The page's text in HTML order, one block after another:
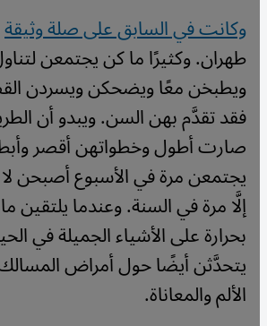
وكانت في السابق على صلة وثيقة
طهران. وكثيرًا ما كن يجتمعن
ويطبخن معًا ويضحكن ويسردن
فقد تقدَّم بهن السن. ويبدو أن
صارت أطول وخطواتهن أقصر
يجتمعن مرة في الأسبوع أصبحن
إلَّا مرة في السنة. وعندما
بحرارة على الأشياء الجميلة في
يتحدَّثن أيضًا حول أمراض
الألم والمعاناة.